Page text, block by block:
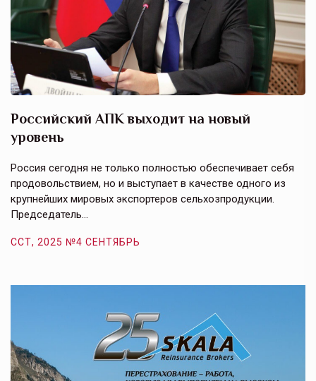
Российский АПК выходит на новый
уровень
Россия сегодня не только полностью обеспечивает себя
продовольствием, но и выступает в качестве одного из
крупнейших мировых экспортеров сельхозпродукции.
Председатель…
ССТ, 2025 №4 СЕНТЯБРЬ